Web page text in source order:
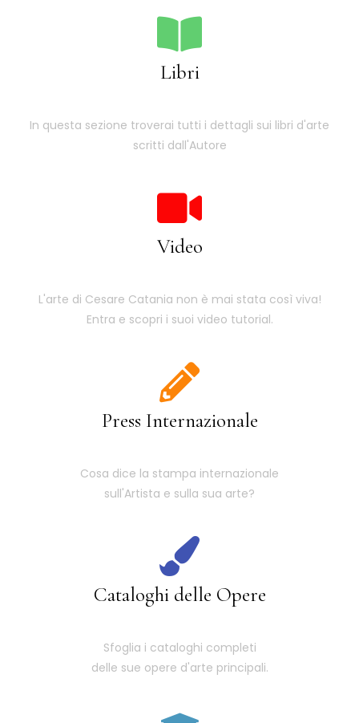
Libri
In questa sezione troverai tutti i dettagli sui libri d'arte
scritti dall'Autore
Video
L'arte di Cesare Catania non è mai stata così viva!
Entra e scopri i suoi video tutorial.
Press Internazionale
Cosa dice la stampa internazionale
sull'Artista e sulla sua arte?
Cataloghi delle Opere
Sfoglia i cataloghi completi
delle sue opere d'arte principali.